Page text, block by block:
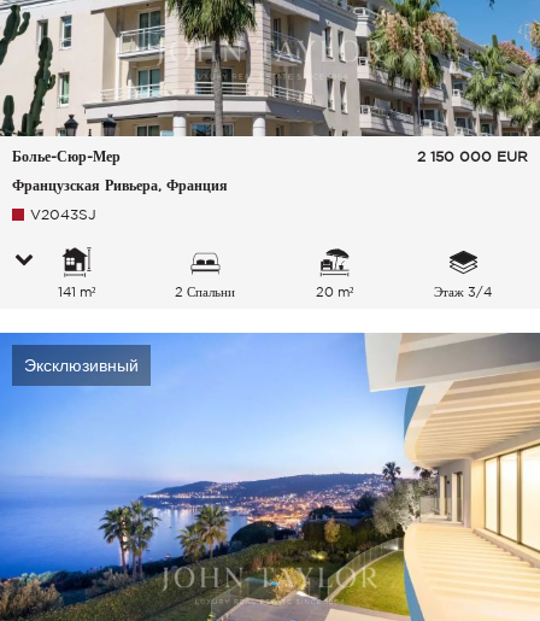
Болье-Сюр-Мер
Французская Ривьера, Франция
2 150 000 EUR
V2043SJ
141 m² 2 Спальни 20 m² Этаж 3/4
Эксклюзивный